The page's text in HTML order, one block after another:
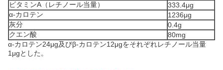
ビタミンA（レチノール当量）
333.4μg
α-カロテン
1236μg
灰分
0.4g
クエン酸
80mg
α-カロテン24μg及びβ-カロテン12μgをそれぞれレチノール当量
1μgとした。